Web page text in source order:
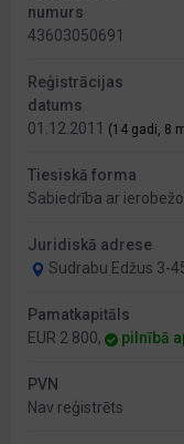
numurs
43603050691
Reģistrācijas
datums
01.12.2011 (14 gadi, 8
Tiesiskā forma
Sabiedrība ar
Juridiskā adrese
Sudrabu Edžus 3-
Pamatkapitāls
EUR 2 800,
pilnībā
PVN
Nav reģistrēts